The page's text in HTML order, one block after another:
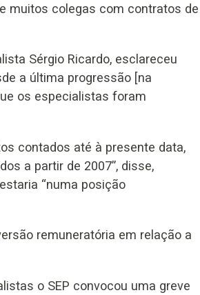
muitos colegas com contratos de
Sérgio Ricardo, esclareceu
a última progressão [na
os especialistas foram
contados até à presente data,
a partir de 2007”, disse,
“numa posição
remuneratória em relação a
o SEP convocou uma greve